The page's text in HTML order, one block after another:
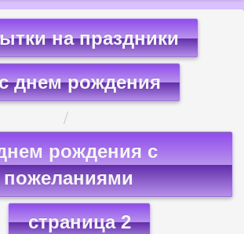
на праздники
днем рождения
рождения с
пожеланиями
страница 2